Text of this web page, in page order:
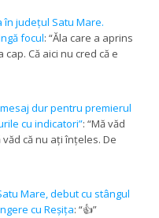
în județul Satu Mare.
focul: “Ăla care a aprins
Că aici nu cred că e
dur pentru premierul
cu indicatori”: “Mă văd
că nu ați înțeles. De
Mare, debut cu stângul
cu Reșița: “👍”